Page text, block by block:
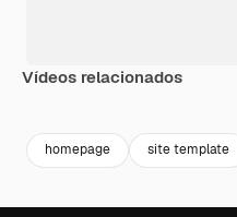
Vídeos relacionados
homepage site template